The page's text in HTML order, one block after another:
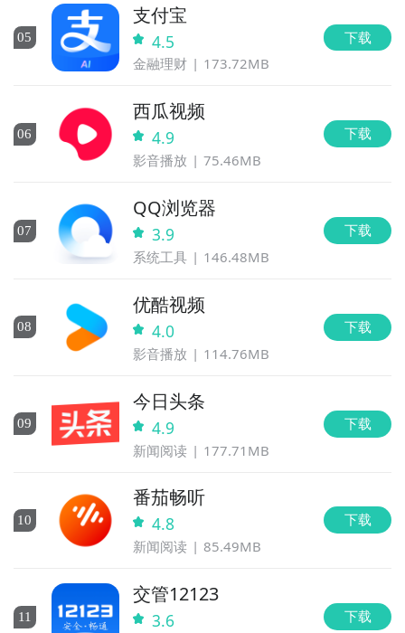
05
支付宝
4.5
金融理财 173.72MB
下载
06
西瓜视频
4.9
影音播放 75.46MB
下载
07
QQ浏览器
3.9
系统工具 146.48MB
下载
08
优酷视频
4.0
影音播放 114.76MB
下载
09
今日头条
4.9
新闻阅读 177.71MB
下载
10
番茄畅听
4.8
新闻阅读 85.49MB
下载
11
交管12123
3.6 下载